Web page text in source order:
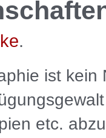
.
ist kein
etc.